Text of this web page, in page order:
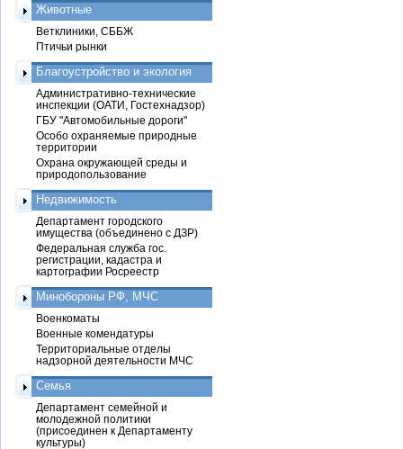
Животные
Ветклиники, СББЖ
Птичьи рынки
Благоустройство и экология
Административно-технические
инспекции (ОАТИ, Гостехнадзор)
ГБУ "Автомобильные дороги"
Особо охраняемые природные
территории
Охрана окружающей среды и
природопользование
Недвижимость
Департамент городского
имущества (объединено с ДЗР)
Федеральная служба гос.
регистрации, кадастра и
картографии Росреестр
Минобороны РФ, МЧС
Военкоматы
Военные комендатуры
Территориальные отделы
надзорной деятельности МЧС
Семья
Департамент семейной и
молодежной политики
(присоединен к Департаменту
культуры)